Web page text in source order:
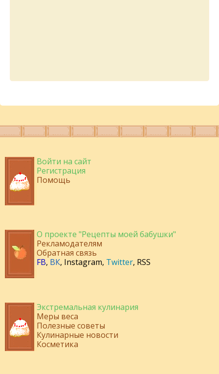
Войти на сайт
Регистрация
Помощь
О проекте "Рецепты моей бабушки"
Рекламодателям
Обратная связь
FB, ВК, Instagram, Twitter, RSS
Экстремальная кулинария
Меры веса
Полезные советы
Кулинарные новости
Косметика